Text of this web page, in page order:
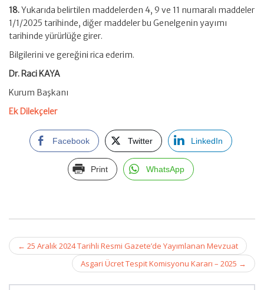
18.Yukarıda belirtilen maddelerden 4, 9 ve 11 numaralı maddeler
1/1/2025 tarihinde, diğer maddeler bu Genelgenin yayımı
tarihinde yürürlüğe girer.
Bilgilerini ve gereğini rica ederim.
Dr. Raci KAYA
Kurum Başkanı
Ek Dilekçeler
Facebook Twitter LinkedIn
Print WhatsApp
Post
navigation
← 25 Aralık 2024 Tarihli Resmi Gazete’de Yayımlanan Mevzuat
Asgari Ücret Tespit Komisyonu Kararı – 2025 →